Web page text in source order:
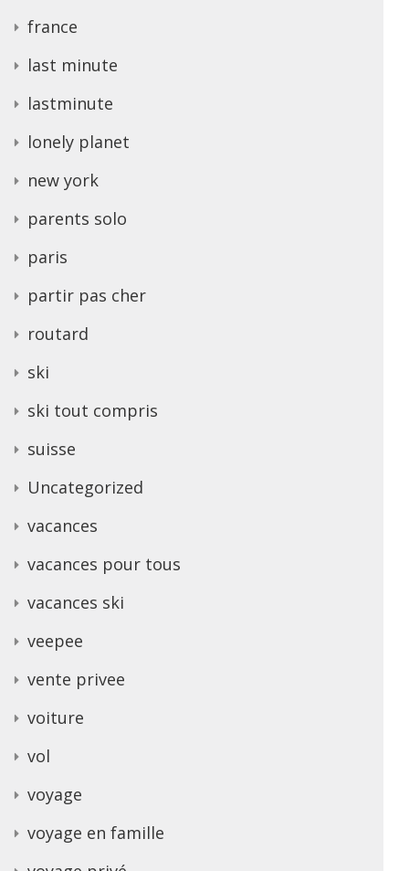
france
last minute
lastminute
lonely planet
new york
parents solo
paris
partir pas cher
routard
ski
ski tout compris
suisse
Uncategorized
vacances
vacances pour tous
vacances ski
veepee
vente privee
voiture
vol
voyage
voyage en famille